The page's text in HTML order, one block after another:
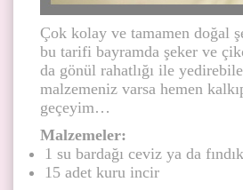
Çok kolay ve tamamen doğal
bu tarifi bayramda şeker ve
da gönül rahatlığı ile
malzemeniz varsa hemen
geçeyim…
Malzemeler:
1 su bardağı ceviz ya da fındık
15 adet kuru incir